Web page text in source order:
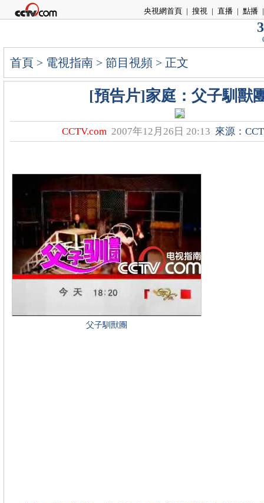
央視網首頁 | 搜視 | 直播 | 點播 |
首頁 > 電視指南 > 節目視頻 > 正文
[預告片]家庭：父子馴獸
CCTV.com 2007年12月26日 20:13 來源：
父子馴獸團